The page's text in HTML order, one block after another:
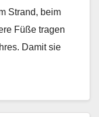
Strand, beim
Füße tra­gen
Damit sie